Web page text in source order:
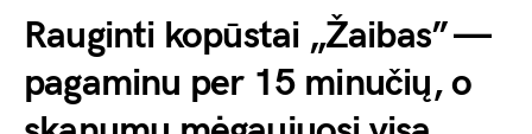
Rauginti kopūstai „Žaibas” —
pagaminu per 15 minučių, o